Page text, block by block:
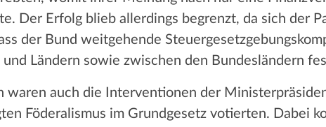
Der Erfolg blieb allerdings begrenzt, da sich der
der Bund weitgehende
Ländern sowie zwischen den Bundesländern
waren auch die Interventionen der
Föderalismus im Grundgesetz votierten. Dabei